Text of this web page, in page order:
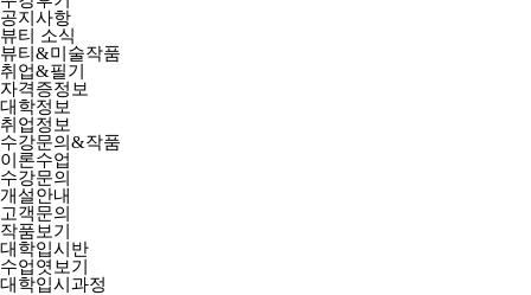
공지사항
뷰티 소식
뷰티&미술작품
취업&필기
자격증정보
대학정보
취업정보
수강문의&작품
이론수업
수강문의
개설안내
고객문의
작품보기
대학입시반
수업엿보기
대학입시과정